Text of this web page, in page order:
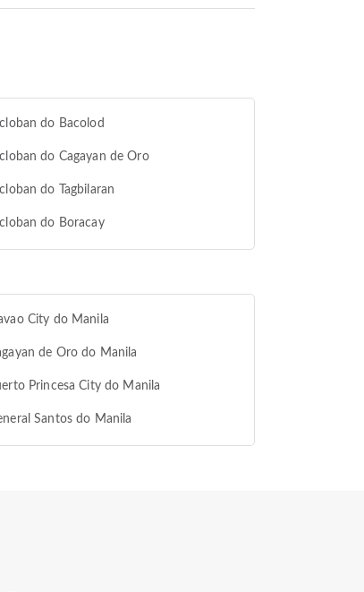
do Bacolod
do Cagayan de Oro
do Tagbilaran
do Boracay
City do Manila
de Oro do Manila
Princesa City do Manila
Santos do Manila